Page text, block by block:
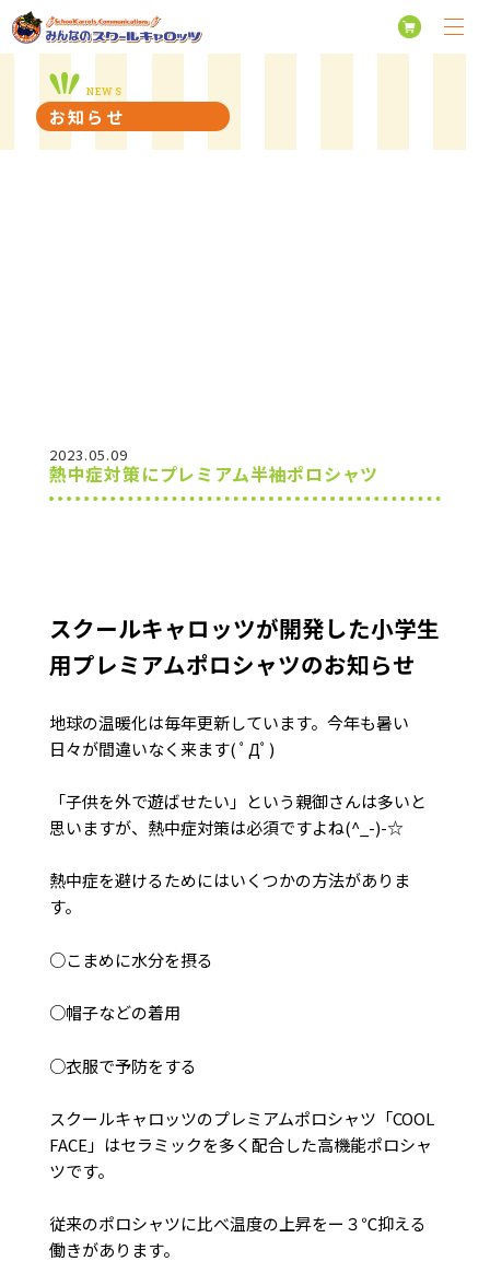
NEWS
お知らせ
2023.05.09
熱中症対策にプレミアム半袖ポロシャツ
スクールキャロッツが開発した小学生
用プレミアムポロシャツのお知らせ
地球の温暖化は毎年更新しています。今年も暑い
日々が間違いなく来ます( ﾟДﾟ)
「子供を外で遊ばせたい」という親御さんは多いと
思いますが、熱中症対策は必須ですよね(^_-)-☆
熱中症を避けるためにはいくつかの方法がありま
す。
○こまめに水分を摂る
○帽子などの着用
○衣服で予防をする
スクールキャロッツのプレミアムポロシャツ「COOL
FACE」はセラミックを多く配合した高機能ポロシャ
ツです。
従来のポロシャツに比べ温度の上昇をー３℃抑える
働きがあります。
水 木 金